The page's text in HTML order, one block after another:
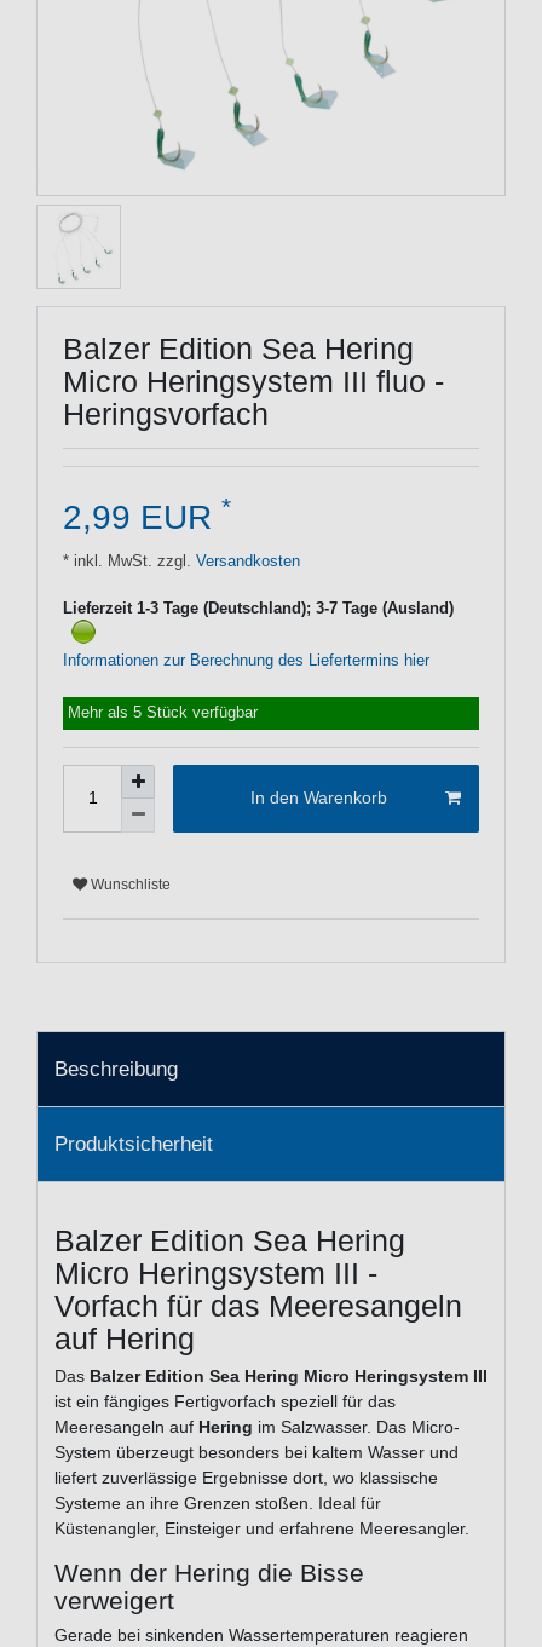
Balzer Edition Sea Hering
Micro Heringsystem III fluo -
Heringsvorfach
2,99 EUR *
* inkl. MwSt. zzgl. Versandkosten
Lieferzeit 1-3 Tage (Deutschland); 3-7 Tage (Ausland)
Informationen zur Berechnung des Liefertermins hier
Mehr als 5 Stück verfügbar
In den Warenkorb
Wunschliste
Beschreibung
Produktsicherheit
Balzer Edition Sea Hering
Micro Heringsystem III -
Vorfach für das Meeresangeln
auf Hering
Das Balzer Edition Sea Hering Micro Heringsystem III
ist ein fängiges Fertigvorfach speziell für das
Meeresangeln auf Hering im Salzwasser. Das Micro-
System überzeugt besonders bei kaltem Wasser und
liefert zuverlässige Ergebnisse dort, wo klassische
Systeme an ihre Grenzen stoßen. Ideal für
Küstenangler, Einsteiger und erfahrene Meeresangler.
Wenn der Hering die Bisse
verweigert
Gerade bei sinkenden Wassertemperaturen reagieren